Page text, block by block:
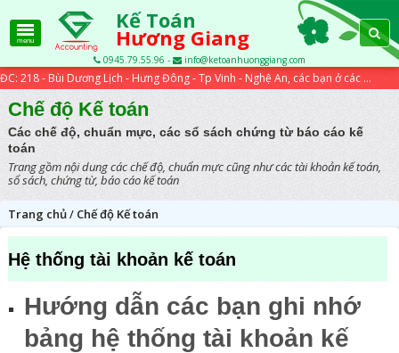
menu
Kế Toán
Hương Giang
0945.79.55.96 - info@ketoanhuonggiang.com
ĐC: 218 - Bùi Dương Lịch - Hưng Đông - Tp Vinh - Nghệ An, các bạn ở các tỉnh xa có thể học trực tuyến qua các bài viết trên website...
Chế độ Kế toán
Các chế độ, chuẩn mực, các sổ sách chứng từ báo cáo kế
toán
Trang gồm nội dung các chế độ, chuẩn mực cũng như các tài khoản kế toán,
sổ sách, chứng từ, báo cáo kế toán
Trang chủ/ Chế độ Kế toán
Hệ thống tài khoản kế toán
Hướng dẫn các bạn ghi nhớ
bảng hệ thống tài khoản kế